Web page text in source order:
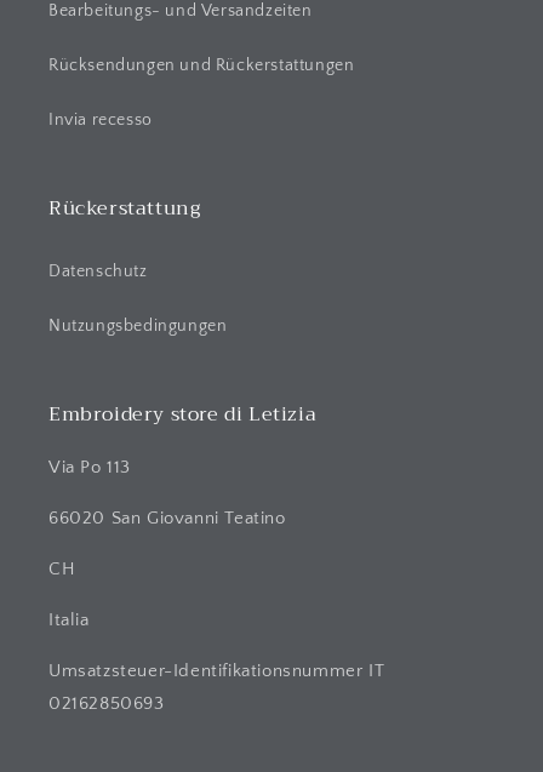
Bearbeitungs- und Versandzeiten
Rücksendungen und Rückerstattungen
Invia recesso
Rückerstattung
Datenschutz
Nutzungsbedingungen
Embroidery store di Letizia
Via Po 113
66020 San Giovanni Teatino
CH
Italia
Umsatzsteuer-Identifikationsnummer IT
02162850693